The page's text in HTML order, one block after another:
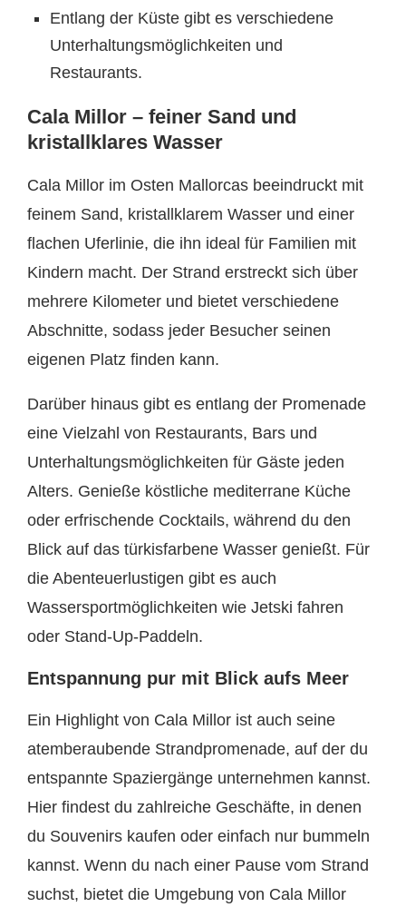
Entlang der Küste gibt es verschiedene
Unterhaltungsmöglichkeiten und
Restaurants.
Cala Millor – feiner Sand und
kristallklares Wasser
Cala Millor im Osten Mallorcas beeindruckt mit
feinem Sand, kristallklarem Wasser und einer
flachen Uferlinie, die ihn ideal für Familien mit
Kindern macht. Der Strand erstreckt sich über
mehrere Kilometer und bietet verschiedene
Abschnitte, sodass jeder Besucher seinen
eigenen Platz finden kann.
Darüber hinaus gibt es entlang der Promenade
eine Vielzahl von Restaurants, Bars und
Unterhaltungsmöglichkeiten für Gäste jeden
Alters. Genieße köstliche mediterrane Küche
oder erfrischende Cocktails, während du den
Blick auf das türkisfarbene Wasser genießt. Für
die Abenteuerlustigen gibt es auch
Wassersportmöglichkeiten wie Jetski fahren
oder Stand-Up-Paddeln.
Entspannung pur mit Blick aufs Meer
Ein Highlight von Cala Millor ist auch seine
atemberaubende Strandpromenade, auf der du
entspannte Spaziergänge unternehmen kannst.
Hier findest du zahlreiche Geschäfte, in denen
du Souvenirs kaufen oder einfach nur bummeln
kannst. Wenn du nach einer Pause vom Strand
suchst, bietet die Umgebung von Cala Millor